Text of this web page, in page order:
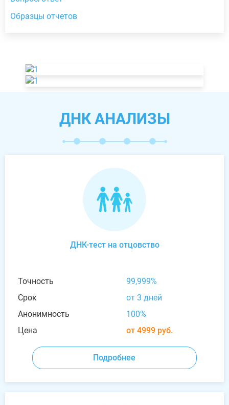
Образцы отчетов
ДНК АНАЛИЗЫ
ДНК-тест на отцовство
Точность
99,999%
Срок
от 3 дней
Анонимность
100%
Цена
от 4999 руб.
Подробнее